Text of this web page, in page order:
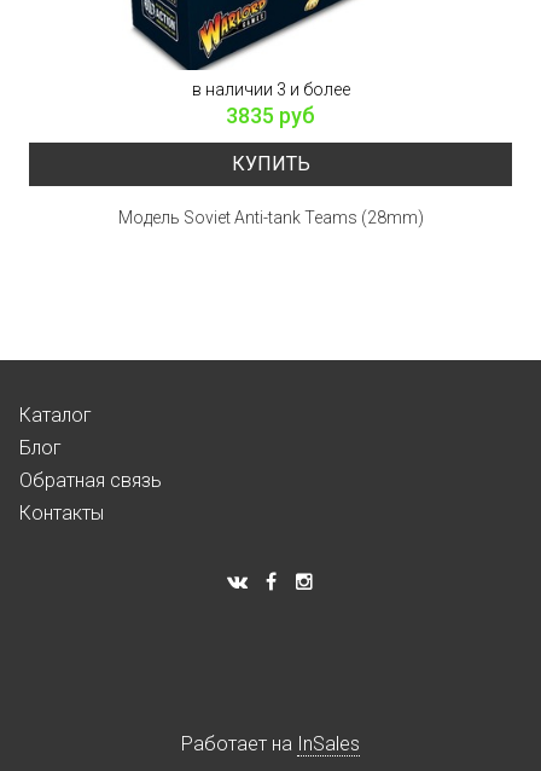
в наличии 3 и более
3835 руб
КУПИТЬ
Модель Soviet Anti-tank Teams (28mm)
Каталог
Блог
Обратная связь
Контакты
Работает на InSales